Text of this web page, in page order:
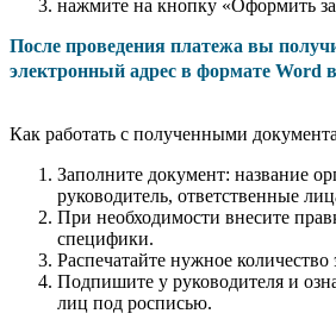
нажмите на кнопку «Оформить
После проведения платежа вы
электронный адрес в формате Word
Как работать с полученными
Заполните документ: название
руководитель, ответственные
При необходимости внесите
специфики.
Распечатайте нужное количество
Подпишите у руководителя и
лиц под росписью.